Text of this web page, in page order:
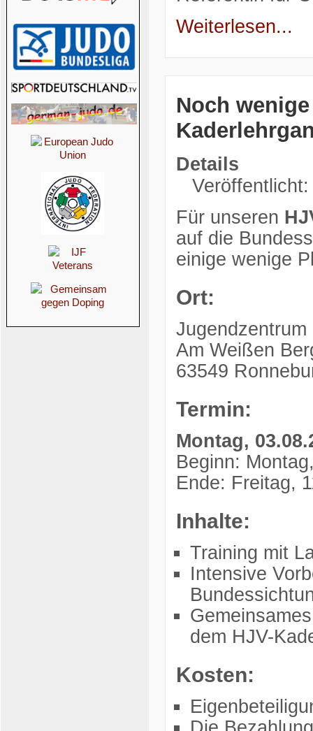
Weiterlesen...
Noch
Details
Für unseren
auf die
einige wenige
Ort:
Jugendzentrum
Am Weißen
63549
Termin:
Montag,
Beginn:
Ende: Freitag,
Inhalte:
Training mit
Intensive
dem HJV-
Kosten: